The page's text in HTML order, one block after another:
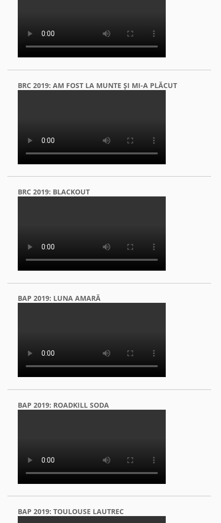
BRC 2019: AM FOST LA MUNTE ŞI MI-A PLĂCUT
BRC 2019: BLACKOUT
BAP 2019: LUNA AMARĂ
BAP 2019: ROADKILL SODA
BAP 2019: TOULOUSE LAUTREC